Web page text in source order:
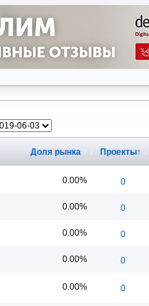
Доля рынка Проекты↑
0.00% 0
0.00% 0
0.00% 0
0.00% 0
0.00% 0